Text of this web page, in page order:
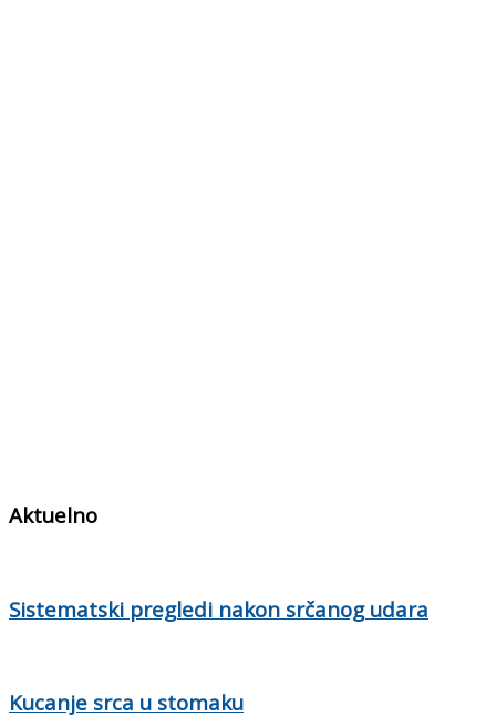
Aktuelno
Sistematski pregledi nakon srčanog udara
Kucanje srca u stomaku